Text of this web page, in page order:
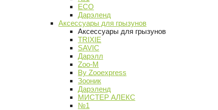
ECO
Дарэленд
Аксессуары для грызунов
Аксессуары для грызунов
TRIXIE
SAVIC
Дарэлл
Zoo-M
By Zooexpress
Зооник
Дарэленд
МИСТЕР АЛЕКС
№1